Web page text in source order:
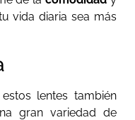
vida diaria sea más
lentes también
gran variedad de